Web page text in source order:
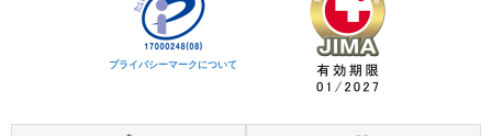
プライバシーマークについて